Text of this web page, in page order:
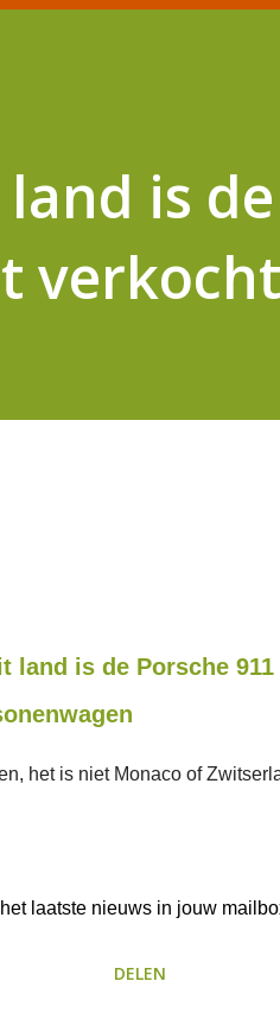
is
land is de Porsche
het is niet Monaco of
laatste nieuws in jouw
DELEN